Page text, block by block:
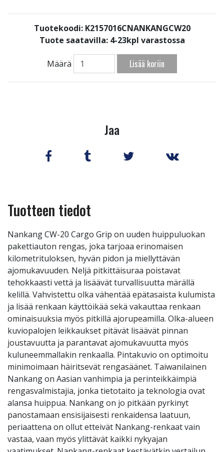
Tuotekoodi: K2157016CNANKANGCW20
Tuote saatavilla: 4-23kpl varastossa
Määrä Lisää koriin
Jaa
Tuotteen tiedot
Nankang CW-20 Cargo Grip on uuden huippuluokan
pakettiauton rengas, joka tarjoaa erinomaisen
kilometrituloksen, hyvän pidon ja miellyttävän
ajomukavuuden. Neljä pitkittäisuraa poistavat
tehokkaasti vettä ja lisäävät turvallisuutta märällä
kelillä. Vahvistettu olka vähentää epätasaista kulumista
ja lisää renkaan käyttöikää sekä vakauttaa renkaan
ominaisuuksia myös pitkillä ajorupeamilla. Olka-alueen
kuviopalojen leikkaukset pitävät lisäävät pinnan
joustavuutta ja parantavat ajomukavuutta myös
kuluneemmallakin renkaalla. Pintakuvio on optimoitu
minimoimaan häiritsevät rengasäänet. Taiwanilainen
Nankang on Aasian vanhimpia ja perinteikkäimpiä
rengasvalmistajia, jonka tietotaito ja teknologia ovat
alansa huippua. Nankang on jo pitkään pyrkinyt
panostamaan ensisijaisesti renkaidensa laatuun,
periaattena on ollut etteivät Nankang-renkaat vain
vastaa, vaan myös ylittävät kaikki nykyajan